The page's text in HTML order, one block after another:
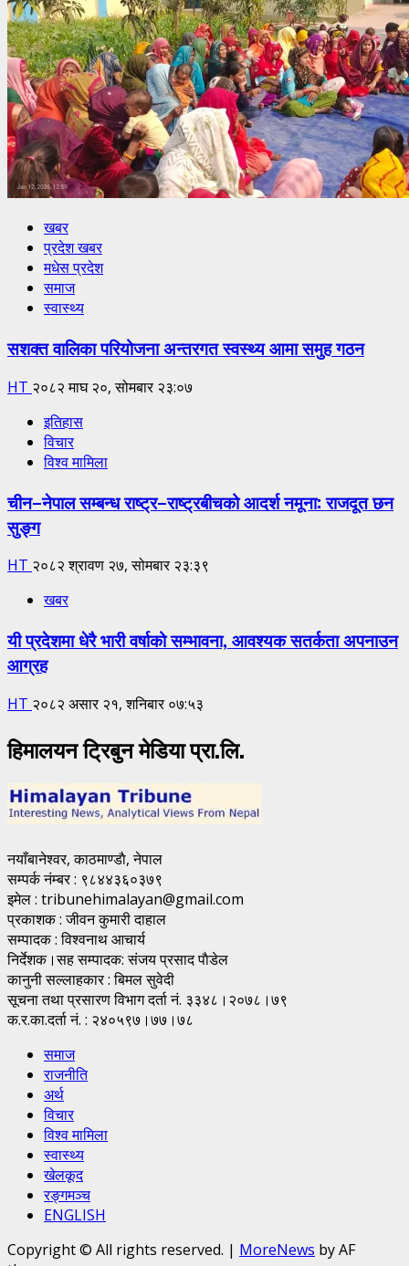
खबर
प्रदेश खबर
मधेस प्रदेश
समाज
स्वास्थ्य
सशक्त वालिका परियोजना अन्तरगत स्वस्थ्य आमा समुह गठन
HT २०८२ माघ २०, सोमबार २३:०७
इतिहास
विचार
विश्व मामिला
चीन–नेपाल सम्बन्ध राष्ट्र–राष्ट्रबीचको आदर्श नमूना: राजदूत छन
सुङ्ग
HT २०८२ श्रावण २७, सोमबार २३:३९
खबर
यी प्रदेशमा धेरै भारी वर्षाको सम्भावना, आवश्यक सतर्कता अपनाउन
आग्रह
HT २०८२ असार २१, शनिबार ०७:५३
हिमालयन ट्रिबुन मेडिया प्रा.लि.
नयाँबानेश्वर, काठमाण्डाै, नेपाल
सम्पर्क नंम्बर : ९८४४३६०३७९
इमेल : tribunehimalayan@gmail.com
प्रकाशक : जीवन कुमारी दाहाल
सम्पादक : विश्वनाथ आचार्य
निर्देशक।सह सम्पादक: संजय प्रसाद पाैडेल
कानुनी सल्लाहकार : बिमल सुवेदी
सूचना तथा प्रसारण विभाग दर्ता नं. ३३४८।२०७८।७९
क.र.का.दर्ता नं. : २४०५९७।७७।७८
समाज
राजनीति
अर्थ
विचार
विश्व मामिला
स्वास्थ्य
खेलकूद
रङ्गमञ्च
ENGLISH
Copyright © All rights reserved. | MoreNews by AF